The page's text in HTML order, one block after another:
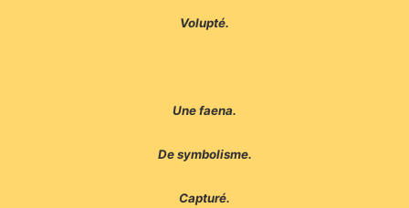
Volupté.
Une faena.
De symbolisme.
Capturé.